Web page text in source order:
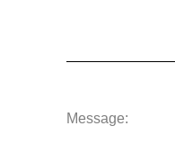
Message: